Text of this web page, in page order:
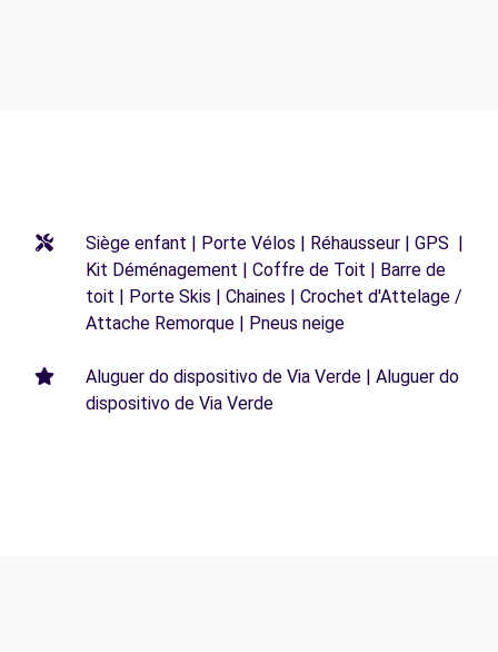
Siège enfant | Porte Vélos | Réhausseur | GPS |
Kit Déménagement | Coffre de Toit | Barre de
toit | Porte Skis | Chaines | Crochet d'Attelage /
Attache Remorque | Pneus neige
Aluguer do dispositivo de Via Verde | Aluguer do
dispositivo de Via Verde